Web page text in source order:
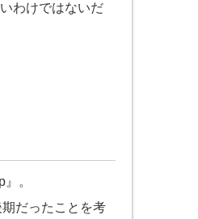
わけではないだ
。
だったことを考